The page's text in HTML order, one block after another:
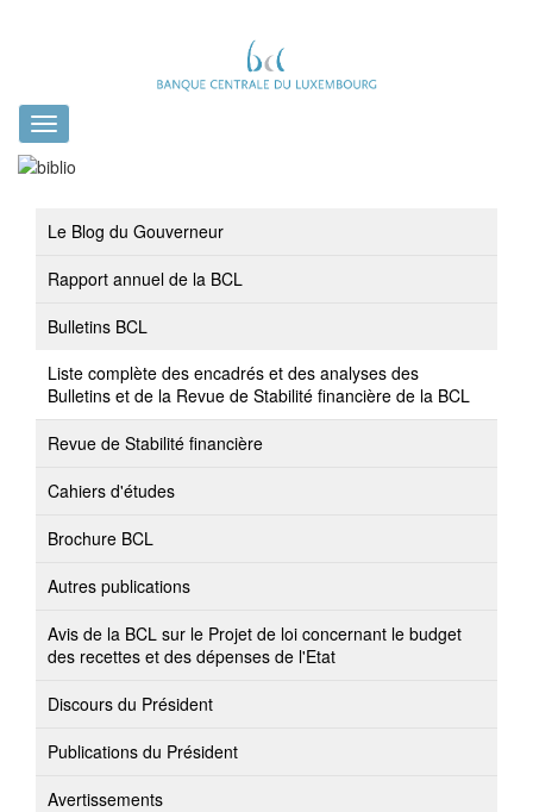
Toggle
navigation
Le Blog du Gouverneur
Rapport annuel de la BCL
Bulletins BCL
Liste complète des encadrés et des analyses des
Bulletins et de la Revue de Stabilité financière de la BCL
Revue de Stabilité financière
Cahiers d'études
Brochure BCL
Autres publications
Avis de la BCL sur le Projet de loi concernant le budget
des recettes et des dépenses de l'Etat
Discours du Président
Publications du Président
Avertissements